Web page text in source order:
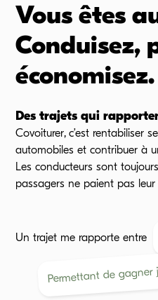
Vous êtes
Conduisez,
économisez.
Des trajets qui
Covoiturer, c’est rentabiliser
automobiles et contribuer à
Les conducteurs sont
passagers ne paient pas
Un trajet me rapporteentre
Permettant de